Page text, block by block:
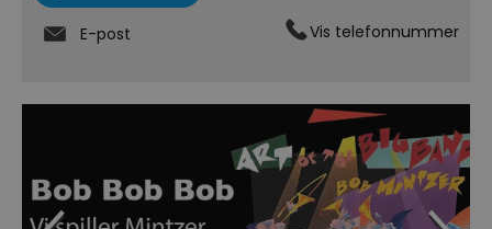
E-post Vis telefonnummer